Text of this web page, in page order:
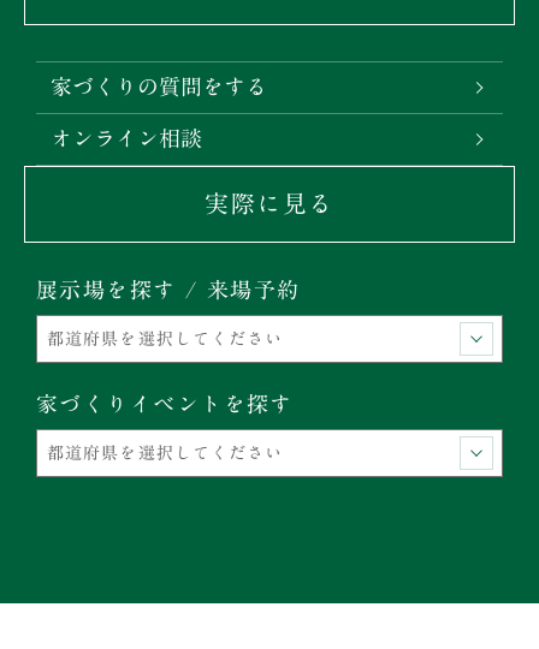
家づくりの質問をする
オンライン相談
実際に見る
展示場を探す / 来場予約
家づくりイベントを探す